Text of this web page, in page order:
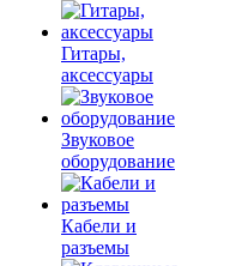
Гитары,
аксессуары
Звуковое
оборудование
Кабели и
разъемы